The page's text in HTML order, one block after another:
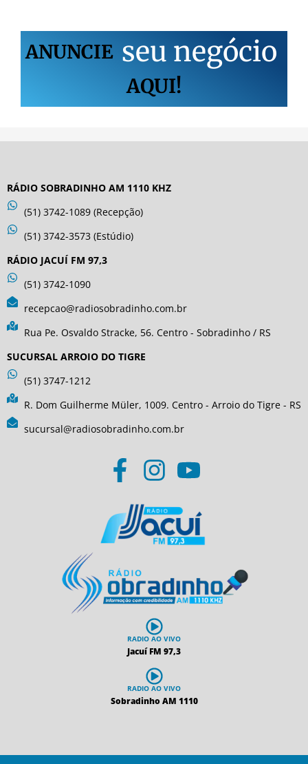
ANUNCIE seu negócio
AQUI!
RÁDIO SOBRADINHO AM 1110 KHZ
(51) 3742-1089 (Recepção)
(51) 3742-3573 (Estúdio)
RÁDIO JACUÍ FM 97,3
(51) 3742-1090
recepcao@radiosobradinho.com.br
Rua Pe. Osvaldo Stracke, 56. Centro - Sobradinho / RS
SUCURSAL ARROIO DO TIGRE
(51) 3747-1212
R. Dom Guilherme Müler, 1009. Centro - Arroio do Tigre - RS
sucursal@radiosobradinho.com.br
RADIO AO VIVO
Jacuí FM 97,3
RADIO AO VIVO
Sobradinho AM 1110